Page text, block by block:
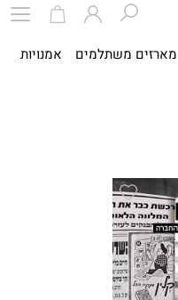
מארזים משתלמים אמנויות